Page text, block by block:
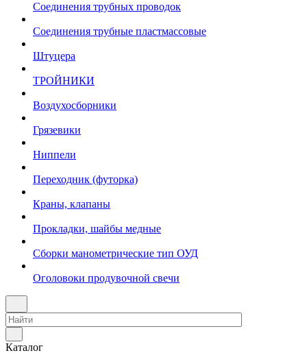
Соединения трубных проводок
Соединения трубные пластмассовые
Штуцера
ТРОЙНИКИ
Воздухосборники
Грязевики
Ниппели
Переходник (футорка)
Краны, клапаны
Прокладки, шайбы медные
Сборки манометрические тип ОУД
Оголовоки продувочной свечи
Каталог